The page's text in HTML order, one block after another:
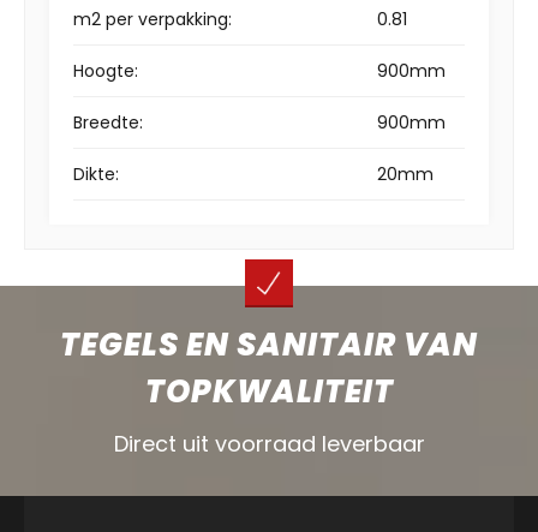
m2 per verpakking: 0.81
Hoogte: 900mm
Breedte: 900mm
Dikte: 20mm
TEGELS EN SANITAIR VAN
TOPKWALITEIT
Direct uit voorraad leverbaar